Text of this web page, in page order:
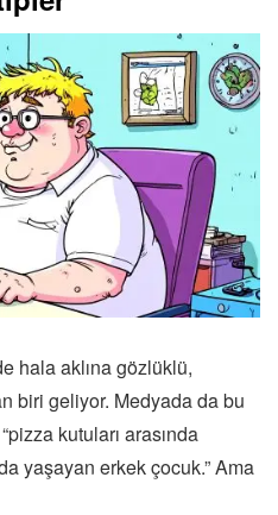
hala aklına gözlüklü,
biri geliyor. Medyada da bu
kutuları arasında
yaşayan erkek çocuk.” Ama